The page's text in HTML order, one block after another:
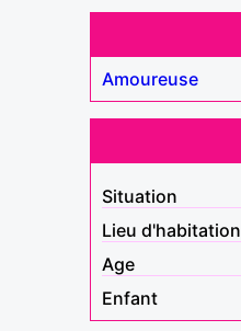
Amoureuse
Situation
Lieu d'habitation
Age
Enfant